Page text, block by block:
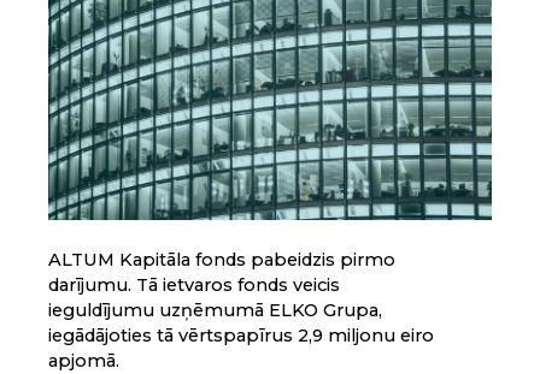
ALTUM Kapitāla fonds pabeidzis pirmo
darījumu. Tā ietvaros fonds veicis
ieguldījumu uzņēmumā ELKO Grupa,
iegādājoties tā vērtspapīrus 2,9 miljonu eiro
apjomā.